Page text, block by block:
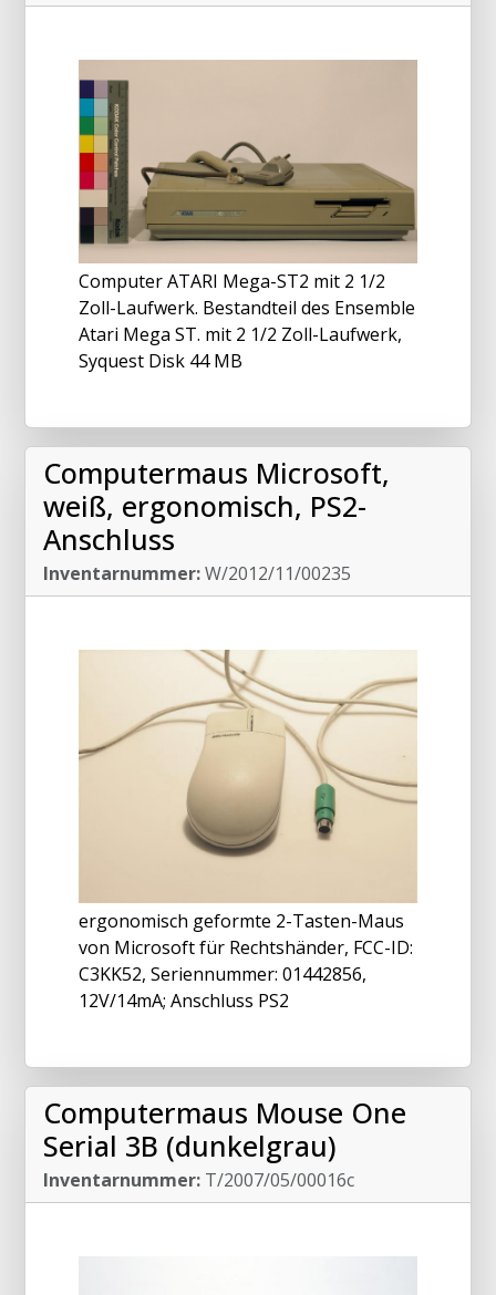
Computer ATARI Mega-ST2 mit 2 1/2
Zoll-Laufwerk. Bestandteil des Ensemble
Atari Mega ST. mit 2 1/2 Zoll-Laufwerk,
Syquest Disk 44 MB
Computermaus Microsoft,
weiß, ergonomisch, PS2-
Anschluss
Inventarnummer:W/2012/11/00235
ergonomisch geformte 2-Tasten-Maus
von Microsoft für Rechtshänder, FCC-ID:
C3KK52, Seriennummer: 01442856,
12V/14mA; Anschluss PS2
Computermaus Mouse One
Serial 3B (dunkelgrau)
Inventarnummer: T/2007/05/00016c